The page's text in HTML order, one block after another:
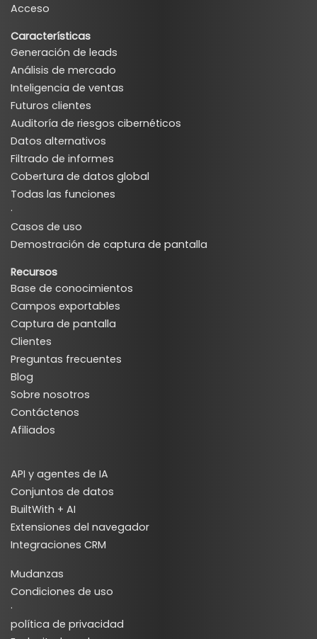
Acceso
Características
Generación de leads
Análisis de mercado
Inteligencia de ventas
Futuros clientes
Auditoría de riesgos cibernéticos
Datos alternativos
Filtrado de informes
Cobertura de datos global
Todas las funciones
·
Casos de uso
Demostración de captura de pantalla
Recursos
Base de conocimientos
Campos exportables
Captura de pantalla
Clientes
Preguntas frecuentes
Blog
Sobre nosotros
Contáctenos
Afiliados
API y agentes de IA
Conjuntos de datos
BuiltWith + AI
Extensiones del navegador
Integraciones CRM
Mudanzas
Condiciones de uso
·
política de privacidad